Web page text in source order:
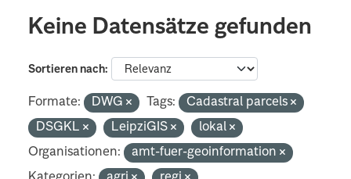
Keine Datensätze gefunden
Sortieren nach
Formate: DWG Tags:
Cadastral parcels
DSGKL
LeipziGIS
lokal
Organisationen:
amt-fuer-geoinformation